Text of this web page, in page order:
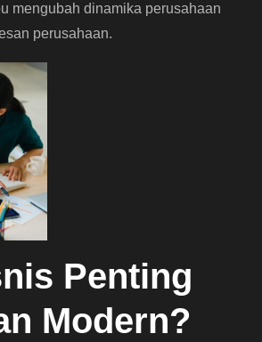
mengubah dinamika perusahaan
perusahaan.
Penting
Modern?